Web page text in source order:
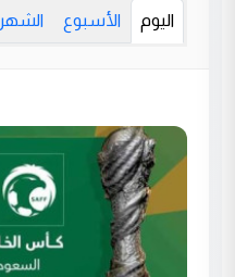
اليوم الأسبوع الشهر